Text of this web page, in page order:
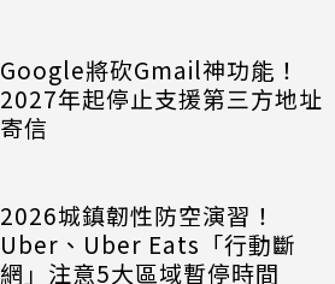
Google將砍Gmail神功能！
2027年起停止支援第三方地址
寄信
2026城鎮韌性防空演習！
Uber、Uber Eats「行動斷
網」注意5大區域暫停時間